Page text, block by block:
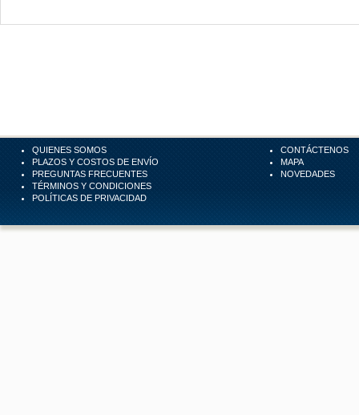
QUIENES SOMOS
PLAZOS Y COSTOS DE ENVÍO
PREGUNTAS FRECUENTES
TÉRMINOS Y CONDICIONES
POLÍTICAS DE PRIVACIDAD
CONTÁCTENOS
MAPA
NOVEDADES